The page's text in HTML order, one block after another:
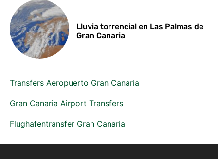
Lluvia torrencial en Las Palmas de
Gran Canaria
Transfers Aeropuerto Gran Canaria
Gran Canaria Airport Transfers
Flughafentransfer Gran Canaria